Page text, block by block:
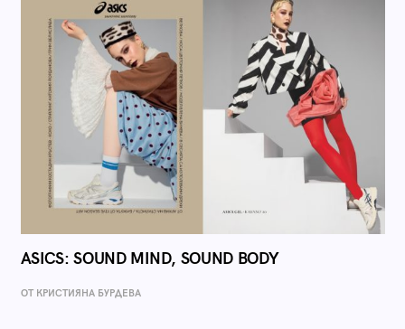
ASICS: SOUND MIND, SOUND BODY
ОТ КРИСТИЯНА БУРДЕВА